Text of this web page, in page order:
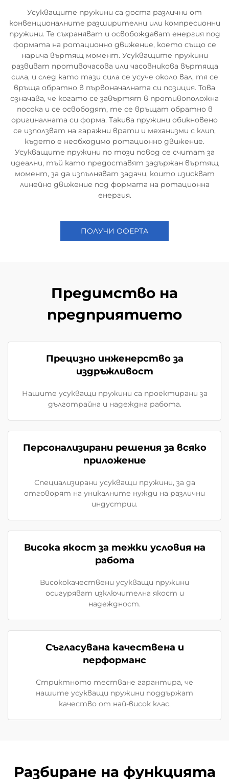
Усукващите пружини са доста различни от
конвенционалните разширителни или компресионни
пружини. Те съхраняват и освобождават енергия под
формата на ротационно движение, което също се
нарича въртящ момент. Усукващите пружини
развиват противочасова или часовникова въртяща
сила, и след като тази сила се усуче около вал, тя се
връща обратно в първоначалната си позиция. Това
означава, че когато се завъртят в противоположна
посока и се освободят, те се връщат обратно в
оригиналната си форма. Такива пружини обикновено
се използват на гаражни врати и механизми с клип,
където е необходимо ротационно движение.
Усукващите пружини по този повод се считат за
идеални, тъй като предоставят задържан въртящ
момент, за да изпълняват задачи, които изискват
линейно движение под формата на ротационна
енергия.
ПОЛУЧИ ОФЕРТА
Предимство на
предприятието
Прецизно инженерство за
издръжливост
Нашите усукващи пружини са проектирани за
дълготрайна и надеждна работа.
Персонализирани решения за всяко
приложение
Специализирани усукващи пружини, за да
отговорят на уникалните нужди на различни
индустрии.
Висока якост за тежки условия на
работа
Висококачествени усукващи пружини
осигуряват изключителна якост и
надеждност.
Съгласувана качествена и
перформанс
Стриктното тестване гарантира, че
нашите усукващи пружини поддържат
качество от най-висок клас.
Разбиране на функцията